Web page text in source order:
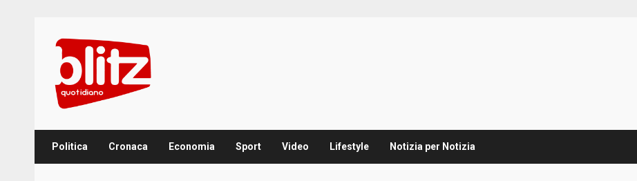
content
Politica Cronaca Economia Sport Video Lifestyle Notizia per Notizia